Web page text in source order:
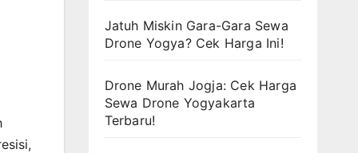
Jatuh Miskin Gara-Gara Sewa
Drone Yogya? Cek Harga Ini!
Drone Murah Jogja: Cek Harga
Sewa Drone Yogyakarta
Terbaru!